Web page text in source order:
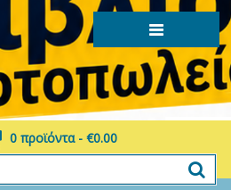
0 προϊόντα - €0.00